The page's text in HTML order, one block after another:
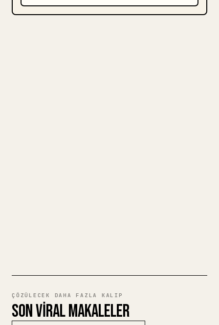
ÇÖZÜLECEK DAHA FAZLA KALIP
SON VIRAL MAKALELER